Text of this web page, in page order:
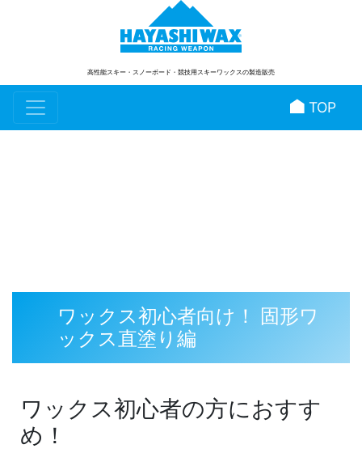
高性能スキー・スノーボード ・競技用スキーワックスの製造販売
TOP
ワックス初心者向け！ 固形ワ
ックス直塗り編
ワックス初心者の方におすす
め！